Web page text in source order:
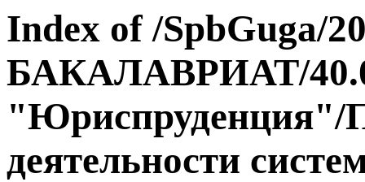
Index of /SpbGuga/
БАКАЛАВРИАТ/
"Юриспруденция"/
деятельности